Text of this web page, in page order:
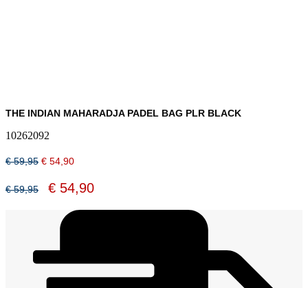
THE INDIAN MAHARADJA PADEL BAG PLR BLACK
10262092
€59,95 Oorspronkelijke
was:
€ 59,95.
€ 54,90Huidige
is:
€ 54,90.
€59,95
Oorspronkelijke
prijs
€ 59,95.
€ 54,90Huidige
is: